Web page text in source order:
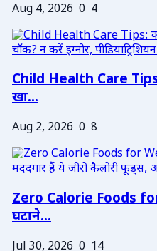
Aug 4, 2026 0 4
Child Health Care
खा...
Aug 2, 2026 0 8
Zero Calorie Foods
घटाने...
Jul 30, 2026 0 14